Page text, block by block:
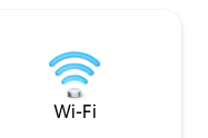
ロパングリル、ハ
椅子を備えたデッ
を眺めながらリラ
Wi-Fi